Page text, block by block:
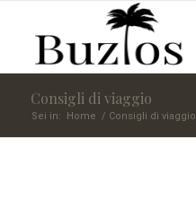
Consigli di viaggio
Sei in: Home / Consigli di viaggio